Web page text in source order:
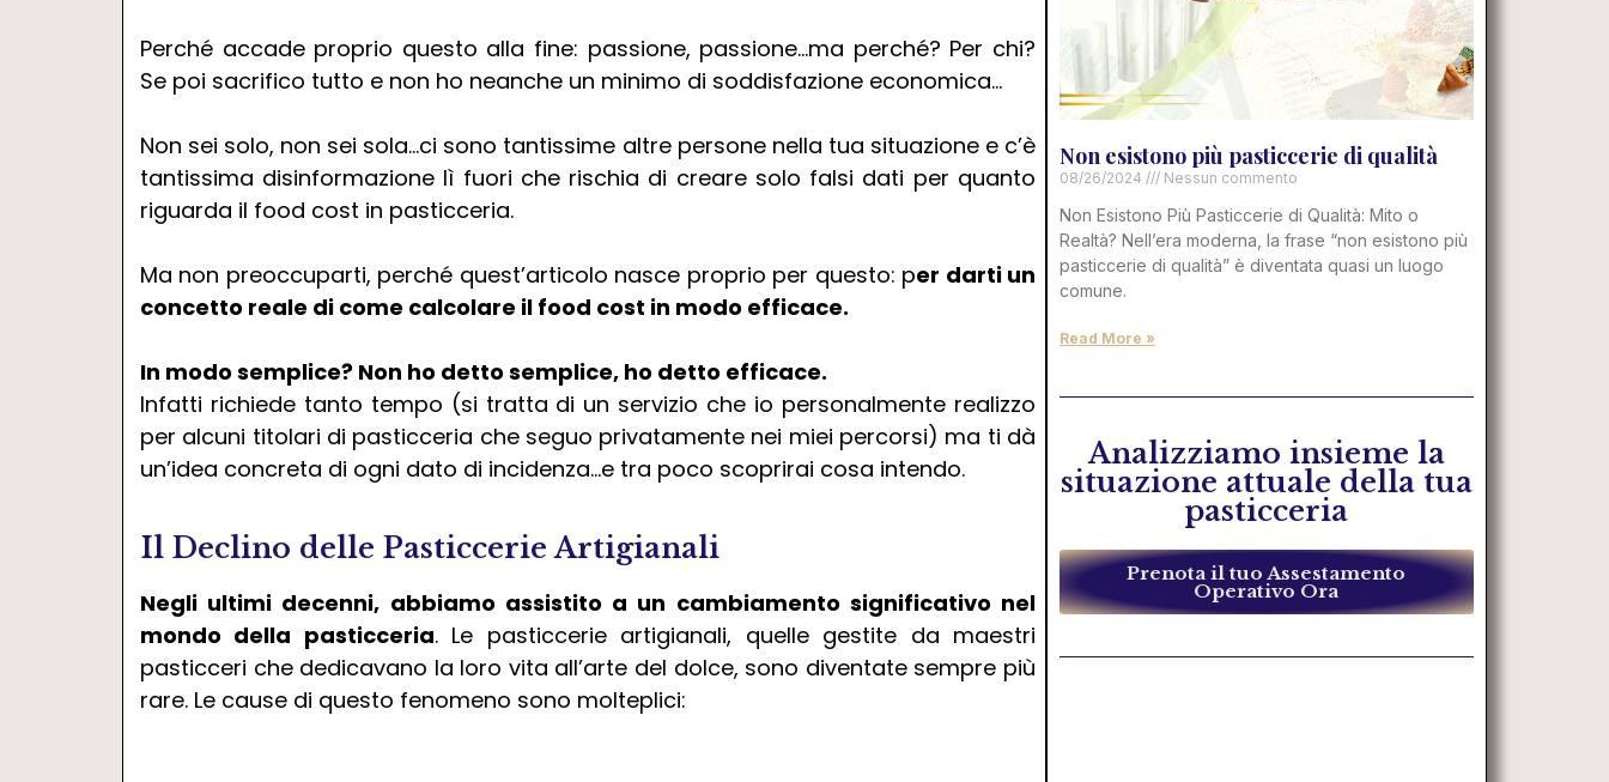
Perché accade proprio questo alla fine: passione, passione…ma perché? Per chi?
Se poi sacrifico tutto e non ho neanche un minimo di soddisfazione economica…
Non sei solo, non sei sola…ci sono tantissime altre persone nella tua situazione e c’è
tantissima disinformazione lì fuori che rischia di creare solo falsi dati per quanto
riguarda il food cost in pasticceria.
Ma non preoccuparti, perché quest’articolo nasce proprio per questo: per darti un
concetto reale di come calcolare il food cost in modo efficace.
In modo semplice? Non ho detto semplice, ho detto efficace.
Infatti richiede tanto tempo (si tratta di un servizio che io personalmente realizzo
per alcuni titolari di pasticceria che seguo privatamente nei miei percorsi) ma ti dà
un’idea concreta di ogni dato di incidenza…e tra poco scoprirai cosa intendo.
Il Declino delle Pasticcerie Artigianali
Negli ultimi decenni, abbiamo assistito a un cambiamento significativo nel
mondo della pasticceria. Le pasticcerie artigianali, quelle gestite da maestri
pasticceri che dedicavano la loro vita all’arte del dolce, sono diventate sempre più
rare. Le cause di questo fenomeno sono molteplici:
Non esistono più pasticcerie di qualità
08/26/2024 Nessun commento
Non Esistono Più Pasticcerie di Qualità: Mito o
Realtà? Nell’era moderna, la frase “non esistono più
pasticcerie di qualità” è diventata quasi un luogo
comune.
Read More »
Analizziamo insieme la
situazione attuale della tua
pasticceria
Prenota il tuo Assestamento
Operativo Ora